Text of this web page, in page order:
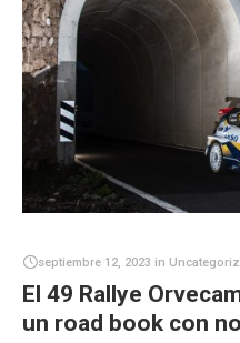
septiembre 12, 2023 in
El 49 Rallye
un road book con